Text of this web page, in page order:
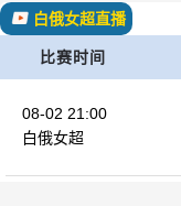
白俄女超直播
比赛时间
08-02 21:00
白俄女超